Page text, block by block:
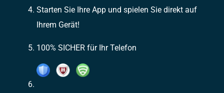
Starten Sie Ihre App und spielen Sie direkt auf
Ihrem Gerät!
100% SICHER für Ihr Telefon